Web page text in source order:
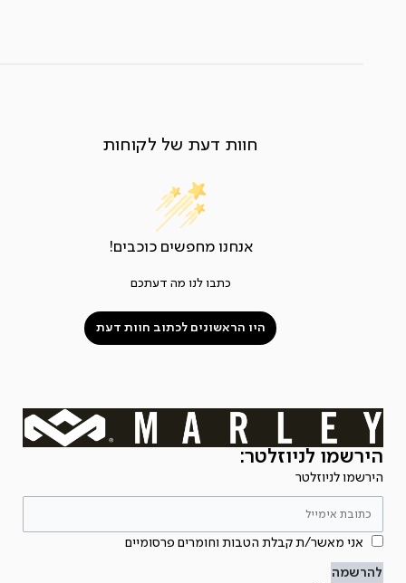
חוות דעת של לקוחות
אנחנו מחפשים כוכבים!
כתבו לנו מה דעתכם
היו הראשונים לכתוב חוות דעת
הירשמו לניוזלטר:
הירשמו לניוזלטר
אני מאשר/ת קבלת הטבות וחומרים פרסומיים
להרשמה